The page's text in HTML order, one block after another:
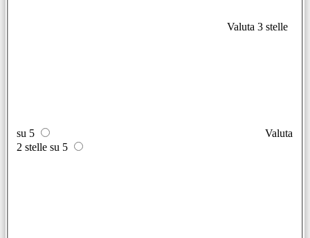
Valuta 3 stelle
su 5
Valuta
2 stelle su 5